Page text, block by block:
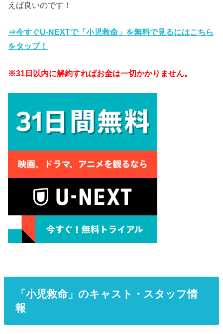
えば良いのです！
⇒今すぐU-NEXTで「小児救命」を無料で見るにはこちら
をタップ！
※31日以内に解約すればお金は一切かかりません。
「小児救命」のキャスト・スタッフ情
報